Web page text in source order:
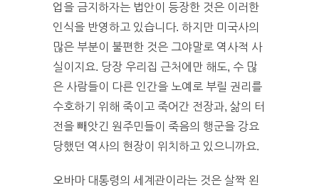
업을 금지하자는 법안이 등장한 것은 이러한
인식을 반영하고 있습니다. 하지만 미국사의
많은 부분이 불편한 것은 그야말로 역사적 사
실이지요. 당장 우리집 근처에만 해도, 수 많
은 사람들이 다른 인간을 노예로 부릴 권리를
수호하기 위해 죽이고 죽어간 전장과, 삶의 터
전을 빼앗긴 원주민들이 죽음의 행군을 강요
당했던 역사의 현장이 위치하고 있으니까요.
오바마 대통령의 세계관이라는 것은 살짝 왼